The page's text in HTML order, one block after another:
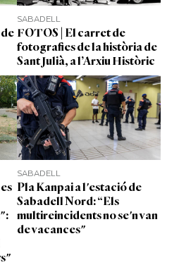
SABADELL
FOTOS | El carret de
fotografies de la història de
Sant Julià, a l’Arxiu Històric
SABADELL
Pla Kanpai a l'estació de
Sabadell Nord: “Els
multireincidents no se'n van
de vacances"